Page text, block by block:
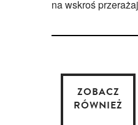
na wskroś
ZOBACZ
RÓWNIEŻ